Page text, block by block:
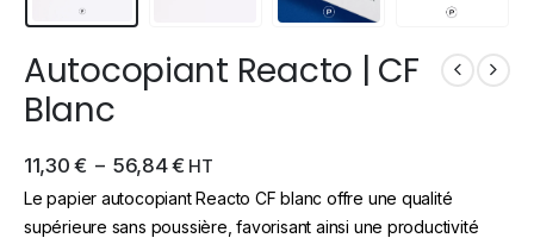
Autocopiant Reacto | CF
Blanc
11,30 € – 56,84€ HT
Le papier autocopiant Reacto CF blanc offre une qualité
supérieure sans poussière, favorisant ainsi une productivité